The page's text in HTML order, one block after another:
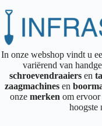
In onze webshop vindt u
variërend van
schroevendraaiersen
zaagmachines en
onzemerkenom ervoor
hoogste